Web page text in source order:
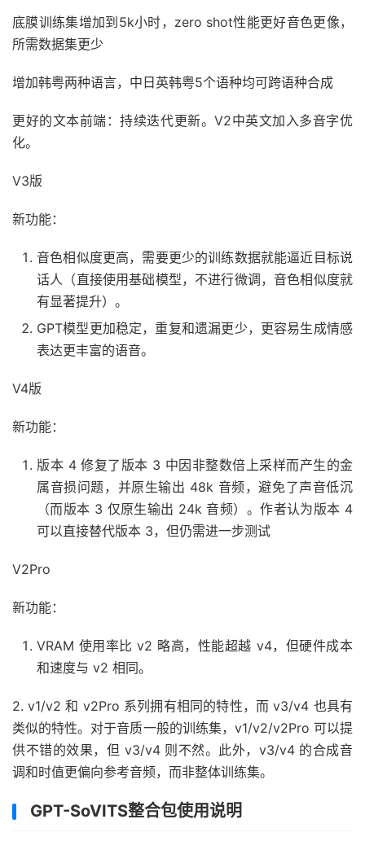
底膜训练集增加到5k小时，zero shot性能更好音色更像，
所需数据集更少
增加韩粤两种语言，中日英韩粤5个语种均可跨语种合成
更好的文本前端：持续迭代更新。V2中英文加入多音字优
化。
V3版
新功能：
音色相似度更高，需要更少的训练数据就能逼近目标说
话人（直接使用基础模型，不进行微调，音色相似度就
有显著提升）。
GPT模型更加稳定，重复和遗漏更少，更容易生成情感
表达更丰富的语音。
V4版
新功能：
版本 4 修复了版本 3 中因非整数倍上采样而产生的金
属音损问题，并原生输出 48k 音频，避免了声音低沉
（而版本 3 仅原生输出 24k 音频）。作者认为版本 4
可以直接替代版本 3，但仍需进一步测试
V2Pro
新功能：
VRAM 使用率比 v2 略高，性能超越 v4，但硬件成本
和速度与 v2 相同。
2. v1/v2 和 v2Pro 系列拥有相同的特性，而 v3/v4 也具有
类似的特性。对于音质一般的训练集，v1/v2/v2Pro 可以提
供不错的效果，但 v3/v4 则不然。此外，v3/v4 的合成音
调和时值更偏向参考音频，而非整体训练集。
GPT-SoVITS整合包使用说明